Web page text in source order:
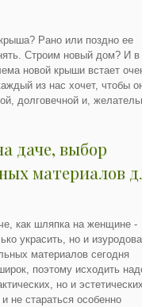
Рано или поздно ее
Строим новый дом? И в
новой крыши встает
из нас хочет, чтобы
долговечной и,
даче, выбор
материалов
как шляпка на женщине -
украсить, но и
материалов сегодня
поэтому исходить
но и
не стараться особенно